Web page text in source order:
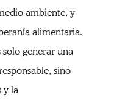
ambiente, y
alimentaria.
generar una
sino
y la